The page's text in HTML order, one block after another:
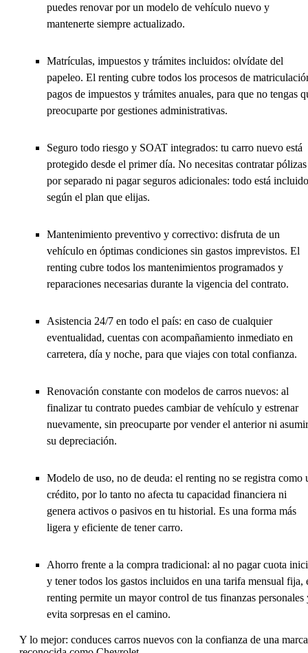
puedes renovar por un modelo de vehículo nuevo y
mantenerte siempre actualizado.
Matrículas, impuestos y trámites incluidos: olvídate del
papeleo. El renting cubre todos los procesos de
pagos de impuestos y trámites anuales, para que no tengas
preocuparte por gestiones administrativas.
Seguro todo riesgo y SOAT integrados: tu carro nuevo está
protegido desde el primer día. No necesitas contratar pólizas
por separado ni pagar seguros adicionales: todo está incluido
según el plan que elijas.
Mantenimiento preventivo y correctivo: disfruta de un
vehículo en óptimas condiciones sin gastos imprevistos. El
renting cubre todos los mantenimientos programados y
reparaciones necesarias durante la vigencia del contrato.
Asistencia 24/7 en todo el país: en caso de cualquier
eventualidad, cuentas con acompañamiento inmediato en
carretera, día y noche, para que viajes con total confianza.
Renovación constante con modelos de carros nuevos: al
finalizar tu contrato puedes cambiar de vehículo y estrenar
nuevamente, sin preocuparte por vender el anterior ni asumir
su depreciación.
Modelo de uso, no de deuda: el renting no se registra como
crédito, por lo tanto no afecta tu capacidad financiera ni
genera activos o pasivos en tu historial. Es una forma más
ligera y eficiente de tener carro.
Ahorro frente a la compra tradicional: al no pagar cuota
y tener todos los gastos incluidos en una tarifa mensual fija,
renting permite un mayor control de tus finanzas personales
evita sorpresas en el camino.
Y lo mejor: conduces carros nuevos con la confianza de una marca